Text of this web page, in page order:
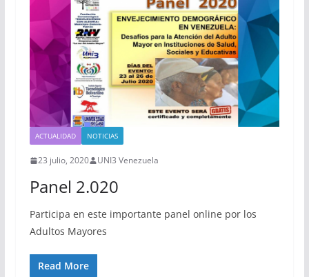
ACTUALIDAD NOTICIAS
23 julio, 2020 UNI3 Venezuela
Panel 2.020
Participa en este importante panel online por los
Adultos Mayores
Read More